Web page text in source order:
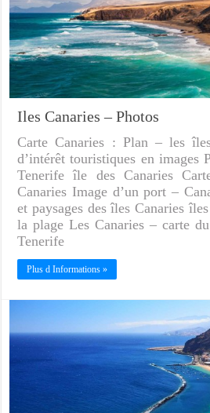
Iles Canaries – Photos
Carte Canaries : Plan – les
d’intérêt touristiques en images
Tenerife île des Canaries
Canaries Image d’un port –
et paysages des îles Canaries
la plage Les Canaries – carte
Tenerife
Plus d Informations »